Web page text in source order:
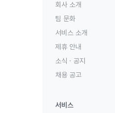
회사 소개
팀 문화
서비스 소개
제휴 안내
소식 · 공지
채용 공고
서비스